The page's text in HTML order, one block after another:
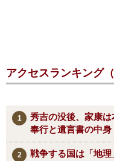
アクセスランキング（
秀吉の没後、家康
奉行と遺言書の中身
戦争する国は「地